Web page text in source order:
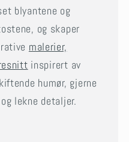
blyantene og
og skaper
malerier,
inspirert av
humør, gjerne
lekne detaljer.